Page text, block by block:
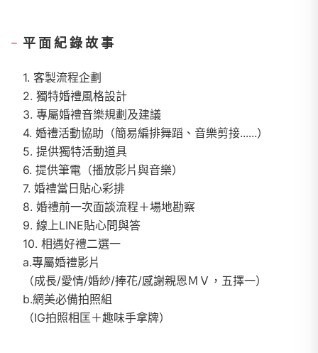
平面紀錄故事
1. 客製流程企劃
2. 獨特婚禮風格設計
3. 專屬婚禮音樂規劃及建議
4. 婚禮活動協助（簡易編排舞蹈、音樂剪接......）
5. 提供獨特活動道具
6. 提供筆電（播放影片與音樂）
7. 婚禮當日貼心彩排
8. 婚禮前一次面談流程＋場地勘察
9. 線上LINE貼心問與答
10. 相遇好禮二選一
a.專屬婚禮影片
（成長/愛情/婚紗/捧花/感謝親恩ＭＶ，五擇一）
b.網美必備拍照組
（IG拍照相匡＋趣味手拿牌）